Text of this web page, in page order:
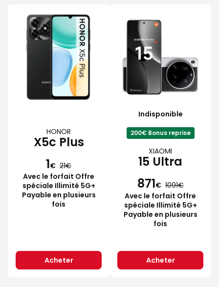
HONOR
X5c Plus
1€ 21
Avec le forfait Offre
spéciale Illimité 5G+
Payable en plusieurs
fois
Acheter
Indisponible
200€ Bonus reprise
XIAOMI
15 Ultra
871€ 1091
Avec le forfait Offre
spéciale Illimité 5G+
Payable en plusieurs
fois
Acheter